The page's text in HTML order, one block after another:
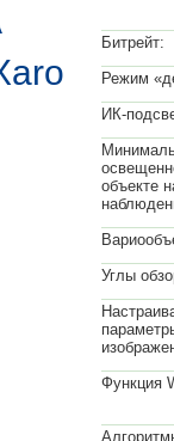
Битрейт:
Режим
ИК-
объекте
Углы
Функция